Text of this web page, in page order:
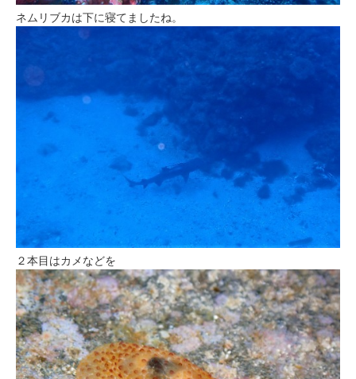
ネムリブカは下に寝てましたね。
２本目はカメなどを